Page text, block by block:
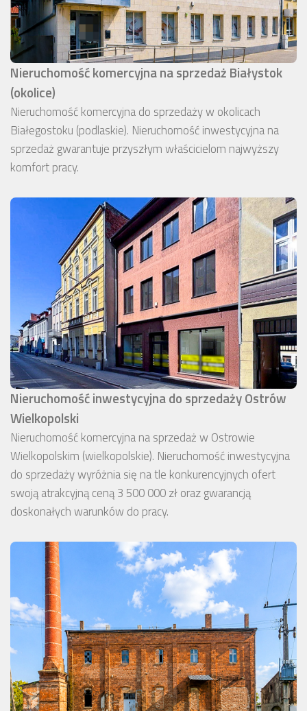
Nieruchomość komercyjna na sprzedaż Białystok
(okolice)
Nieruchomość komercyjna do sprzedaży w okolicach
Białegostoku (podlaskie). Nieruchomość inwestycyjna na
sprzedaż gwarantuje przyszłym właścicielom najwyższy
komfort pracy.
Nieruchomość inwestycyjna do sprzedaży Ostrów
Wielkopolski
Nieruchomość komercyjna na sprzedaż w Ostrowie
Wielkopolskim (wielkopolskie). Nieruchomość inwestycyjna
do sprzedaży wyróżnia się na tle konkurencyjnych ofert
swoją atrakcyjną ceną 3 500 000 zł oraz gwarancją
doskonałych warunków do pracy.